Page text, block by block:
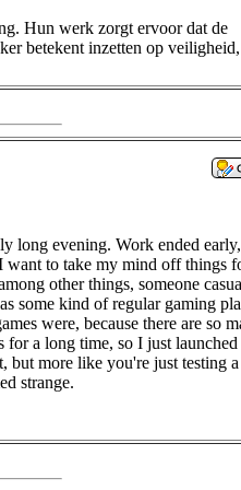
Hun werk zorgt ervoor dat de
betekent inzetten op
long evening. Work ended
want to take my mind off things
other things, someone
some kind of regular gaming
were, because there are so
a long time, so I just launched
more like you're just testing a
strange.